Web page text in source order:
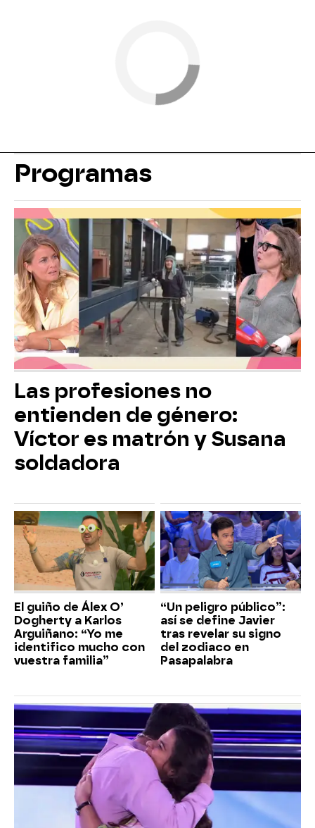
Programas
Las profesiones no
entienden de género:
Víctor es matrón y Susana
soldadora
El guiño de Álex O’
Dogherty a Karlos
Arguiñano: “Yo me
identifico mucho con
vuestra familia”
“Un peligro público”:
así se define Javier
tras revelar su signo
del zodiaco en
Pasapalabra